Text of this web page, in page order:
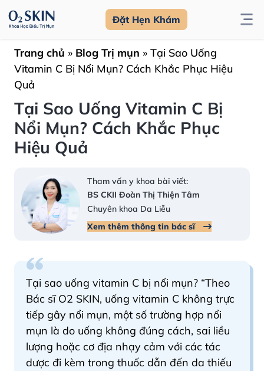
Đặt Hẹn Khám
Trang chủ » Blog Trị mụn » Tại Sao Uống
Vitamin C Bị Nổi Mụn? Cách Khắc Phục Hiệu
Quả
Tại Sao Uống Vitamin C Bị
Nổi Mụn? Cách Khắc Phục
Hiệu Quả
Tham vấn y khoa bài viết:
BS CKII Đoàn Thị Thiện Tâm
Chuyên khoa Da Liễu
Xem thêm thông tin bác sĩ
Tại sao uống vitamin C bị nổi mụn? “Theo
Bác sĩ O2 SKIN, uống vitamin C không trực
tiếp gây nổi mụn, một số trường hợp nổi
mụn là do uống không đúng cách, sai liều
lượng hoặc cơ địa nhạy cảm với các tác
dược đi kèm trong thuốc dẫn đến da thiếu